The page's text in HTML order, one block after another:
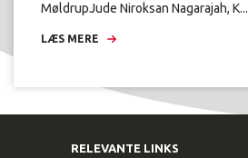
MøldrupJude Niroksan Nagarajah, K...
LÆS MERE
RELEVANTE LINKS